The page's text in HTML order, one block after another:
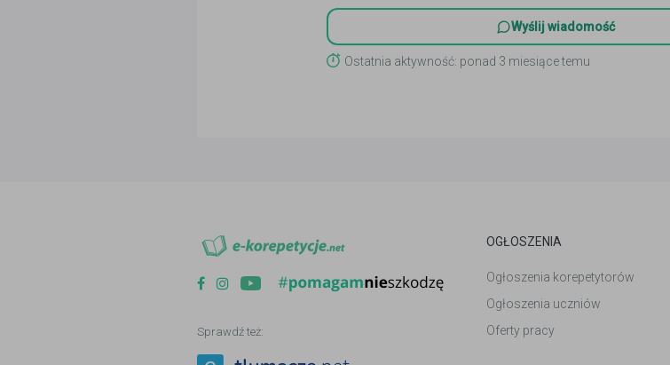
Wyślij wiadomość
Ostatnia aktywność: ponad 3 miesiące temu
Sprawdź też:
OGŁOSZENIA
Ogłoszenia korepetytorów
Ogłoszenia uczniów
Oferty pracy